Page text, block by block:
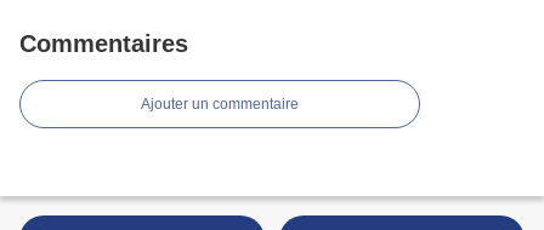
Commentaires
Ajouter un commentaire